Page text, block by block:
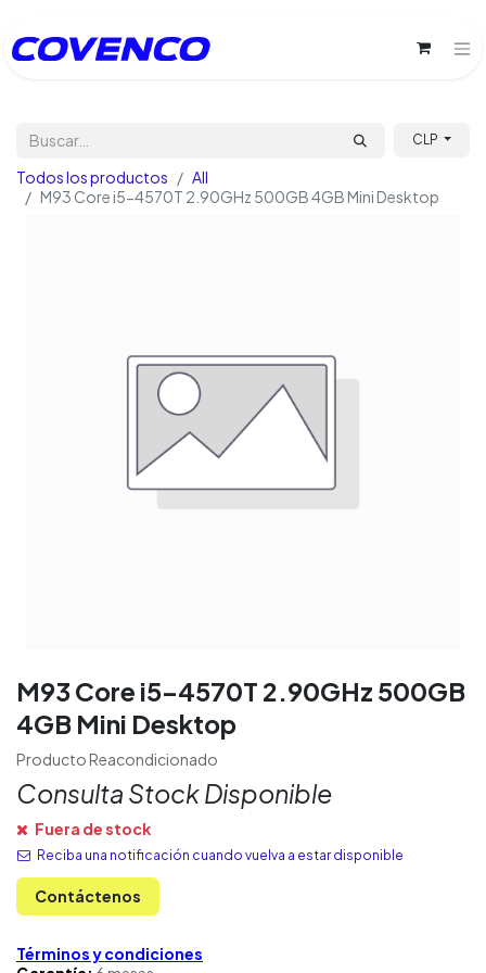
CLP
Todos los productos
All
M93 Core i5-4570T 2.90GHz 500GB 4GB Mini Desktop
M93 Core i5-4570T 2.90GHz 500GB
4GB Mini Desktop
Producto Reacondicionado
Consulta Stock Disponible
Fuera de stock
Reciba una notificación cuando vuelva a estar disponible
Contáctenos
Términos y condiciones